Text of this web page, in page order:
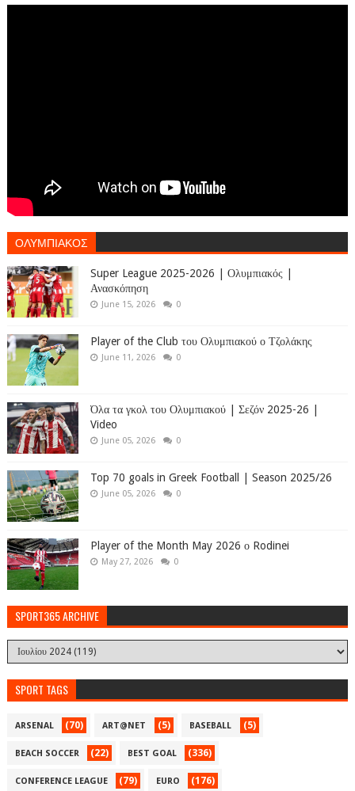
ΟΛΥΜΠΙΑΚΟΣ
Super League 2025-2026 | Ολυμπιακός |
Ανασκόπηση
June 15, 2026 0
Player of the Club του Ολυμπιακού ο Τζολάκης
June 11, 2026 0
Όλα τα γκολ του Ολυμπιακού | Σεζόν 2025-26 |
Video
June 05, 2026 0
Top 70 goals in Greek Football | Season 2025/26
June 05, 2026 0
Player of the Month May 2026 ο Rodinei
May 27, 2026 0
SPORT365 ARCHIVE
SPORT TAGS
ARSENAL (70) ART@NET (5) BASEBALL (5)
BEACH SOCCER (22) BEST GOAL (336)
CONFERENCE LEAGUE (79) EURO (176)